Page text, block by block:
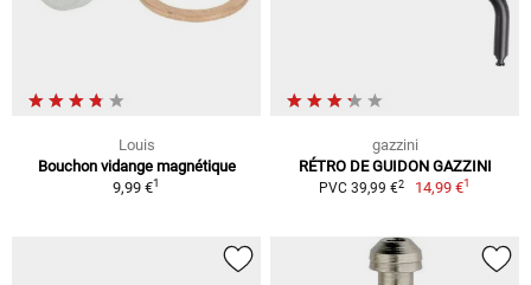
Louis
Bouchon vidange magnétique
9,99 €1
gazzini
RÉTRO DE GUIDON GAZZINI
PVC 39,99 €2 14,99 €1